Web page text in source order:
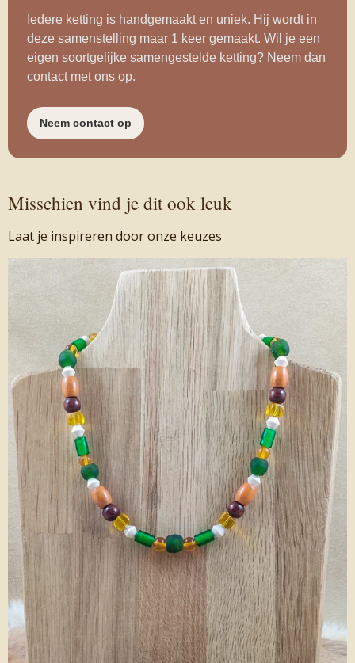
Iedere ketting is handgemaakt en uniek. Hij wordt in
deze samenstelling maar 1 keer gemaakt. Wil je een
eigen soortgelijke samengestelde ketting? Neem dan
contact met ons op.
Neem contact op
Misschien vind je dit ook leuk
Laat je inspireren door onze keuzes